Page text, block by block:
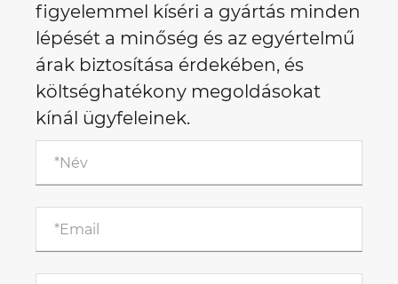
figyelemmel kíséri a gyártás minden
lépését a minőség és az egyértelmű
árak biztosítása érdekében, és
költséghatékony megoldásokat
kínál ügyfeleinek.